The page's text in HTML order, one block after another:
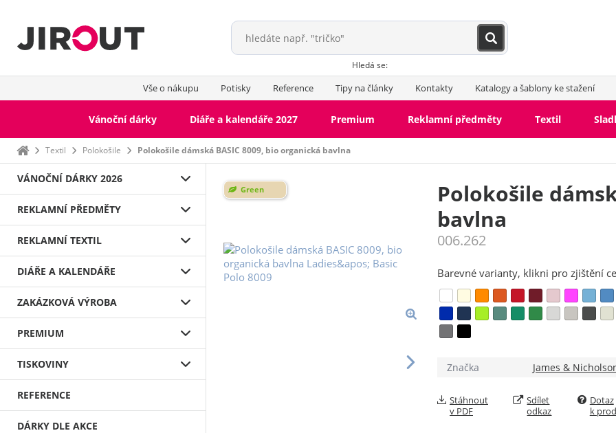
Hledá se:
Vše o nákupu Potisky Reference Tipy na články Kontakty Katalogy a šablony ke stažení
Vánoční dárky Diáře a kalendáře 2027 Premium Reklamní předměty Textil
Domů Textil Polokošile Polokošile dámská BASIC 8009, bio organická bavlna
VÁNOČNÍ DÁRKY 2026
REKLAMNÍ PŘEDMĚTY
REKLAMNÍ TEXTIL
DIÁŘE A KALENDÁŘE
ZAKÁZKOVÁ VÝROBA
PREMIUM
TISKOVINY
REFERENCE
DÁRKY DLE AKCE
Polokošile
bavlna
006.262
Green
Barevné varianty, klikni pro zjištění
Značka James &
Stáhnout
v PDF
Sdílet
odkaz
Dotaz
k